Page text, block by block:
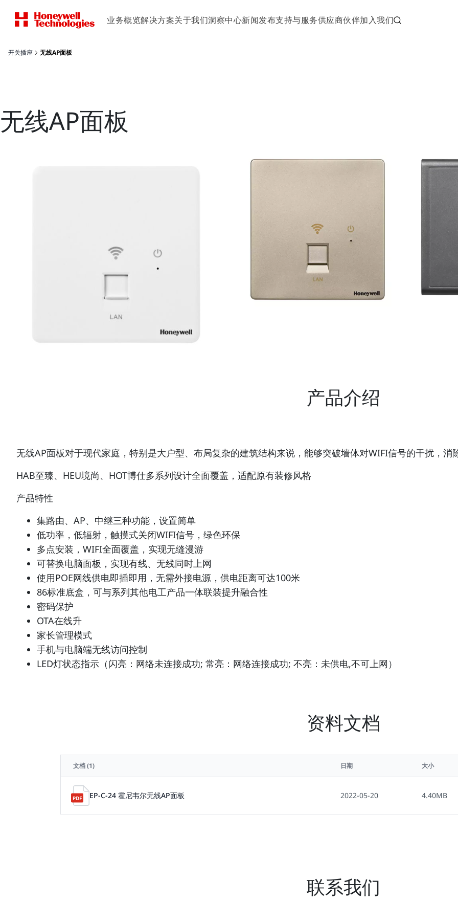
业务概览解决方案关于我们洞察中心新闻发布支持与服务供应商伙伴加入我们
开关插座 无线AP面板
无线AP面板
产品介绍
无线AP面板对于现代家庭，特别是大户型、布局复杂的建筑结构来说，能够突破墙体对WIFI信号的干扰，消
HAB至臻、HEU境尚、HOT博仕多系列设计全面覆盖，适配原有装修风格
产品特性
集路由、AP、中继三种功能，设置简单
低功率，低辐射，触摸式关闭WIFI信号，绿色环保
多点安装，WIFI全面覆盖，实现无缝漫游
可替换电脑面板，实现有线、无线同时上网
使用POE网线供电即插即用，无需外接电源，供电距离可达100米
86标准底盒，可与系列其他电工产品一体联装提升融合性
密码保护
OTA在线升
家长管理模式
手机与电脑端无线访问控制
LED灯状态指示（闪亮：网络未连接成功; 常亮：网络连接成功; 不亮：未供电,不可上网）
资料文档
文档(1) 日期 大小
EP-C-24 霍尼韦尔无线AP面板 2022-05-20 4.40MB
联系我们